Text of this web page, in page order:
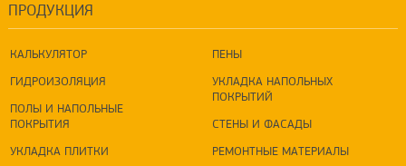
ПРОДУКЦИЯ
КАЛЬКУЛЯТОР
ГИДРОИЗОЛЯЦИЯ
ПОЛЫ И НАПОЛЬНЫЕ
ПОКРЫТИЯ
УКЛАДКА ПЛИТКИ
ПЕНЫ
УКЛАДКА НАПОЛЬНЫХ
ПОКРЫТИЙ
СТЕНЫ И ФАСАДЫ
РЕМОНТНЫЕ МАТЕРИАЛЫ